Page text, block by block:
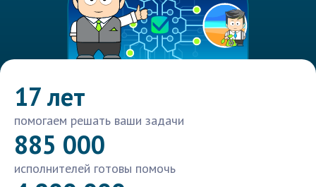
17 лет
помогаем решать ваши задачи
885 000
исполнителей готовы помочь